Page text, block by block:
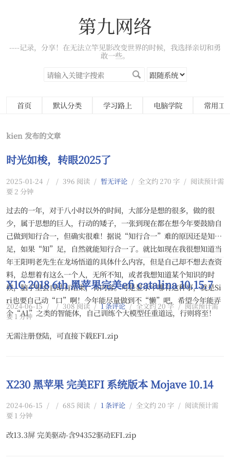
第九网络
----记录，分享！在无法立竿见影改变世界的时候，我选择亲切和勇
敢一些。
首页 默认分类 学习路上 电脑学院 常用工
kien 发布的文章
时光如梭，转眼2025了
2025-01-24 / / 396 阅读 / 暂无评论 / 全文约 270 字 / 阅读预计需
要 2 分钟
过去的一年，对于八小时以外的时间，大部分是想的很多，做的很
少，属于思想的巨人，行动的矮子，一张到现在都在想今年要鼓励自
己做到知行合一，但确实很难！据说“知行合一”难的原因还是知不
足，如果“知”足，自然就能知行合一了。就比如现在我很想知道当
年王阳明老先生在龙场悟道的具体什么内容，但是自己却不想去查资
料，总想着有这么一个人，无所不知，或者我想知道某个知识的时
候，脑子里会自动有结果，有内容。可是显示中哪有这种事，就是Si
ri也要自己动“口”啊！今年能尽量做到不“懒”吧，希望今年能弄
个“AI”之类的智能体，自己训练个大模型任重道远，行则将至！
X1C 2018 6th 黑苹果完美efi catalina 10.15.7
2024-06-15 / / 308 阅读 / 1 条评论 / 全文约 20 字 / 阅读预计需
要 1 分钟
无需注册登陆，可直接下载EFI.zip
X230 黑苹果 完美EFI 系统版本 Mojave 10.14
2024-06-15 / / 685 阅读 / 1 条评论 / 全文约 20 字 / 阅读预计需
要 1 分钟
改13.3屏 完美驱动-含94352驱动EFI.zip